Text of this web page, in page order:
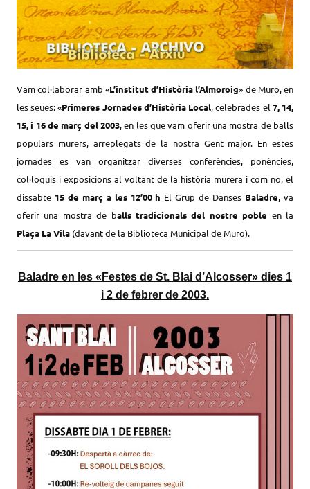
Vam col·laborar amb «L’institut d’Història l’Almoroig» de Muro, en
les seues: «Primeres Jornades d’Història Local, celebrades el 7, 14,
15, i 16 de març del2003, en les que vam oferir una mostra de balls
populars murers, arreplegats de la nostra Gent major. En estes
jornades es van organitzar diverses conferències, ponències,
col·loquis i exposicions al voltant de la història murera i com no, el
dissabte 15 de març a les 12’00 h El Grup de Danses Baladre, va
oferir una mostra de balls tradicionals del nostre poble en la
Plaça La Vila (davant de la Biblioteca Municipal de Muro).
Baladre en les «Festes de St. Blai d’Alcosser» dies 1
i 2 de febrer de 2003.